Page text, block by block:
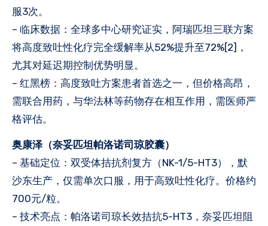
服3次。
– 临床数据：全球多中心研究证实，阿瑞匹坦三联方案
将高度致吐性化疗完全缓解率从52%提升至72%[2]，
尤其对延迟期控制优势明显。
– 红黑榜：高度致吐方案患者首选之一，但价格高昂，
需联合用药，与华法林等药物存在相互作用，需医师严
格评估。
奥康泽（奈妥匹坦帕洛诺司琼胶囊）
– 基础定位：双受体拮抗剂复方（NK-1/5-HT3），默
沙东生产，仅需单次口服，用于高致吐性化疗。价格约
700元/粒。
– 技术亮点：帕洛诺司琼长效拮抗5-HT3，奈妥匹坦阻